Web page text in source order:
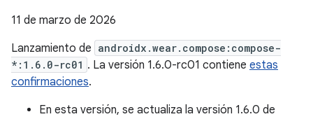
11 de marzo de 2026
Lanzamiento de androidx.wear.compose:compose-
*:1.6.0-rc01 . La versión 1.6.0-rc01 contiene estas
confirmaciones.
En esta versión, se actualiza la versión 1.6.0 de